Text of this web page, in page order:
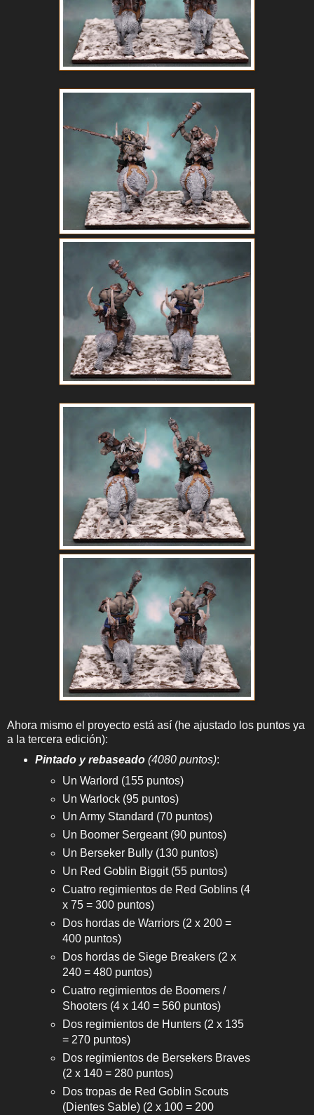
Ahora mismo el proyecto está así (he ajustado los puntos ya
a la tercera edición):
Pintado y rebaseado (4080 puntos):
Un Warlord (155 puntos)
Un Warlock (95 puntos)
Un Army Standard (70 puntos)
Un Boomer Sergeant (90 puntos)
Un Berseker Bully (130 puntos)
Un Red Goblin Biggit (55 puntos)
Cuatro regimientos de Red Goblins (4
x 75 = 300 puntos)
Dos hordas de Warriors (2 x 200 =
400 puntos)
Dos hordas de Siege Breakers (2 x
240 = 480 puntos)
Cuatro regimientos de Boomers /
Shooters (4 x 140 = 560 puntos)
Dos regimientos de Hunters (2 x 135
= 270 puntos)
Dos regimientos de Bersekers Braves
(2 x 140 = 280 puntos)
Dos tropas de Red Goblin Scouts
(Dientes Sable) (2 x 100 = 200